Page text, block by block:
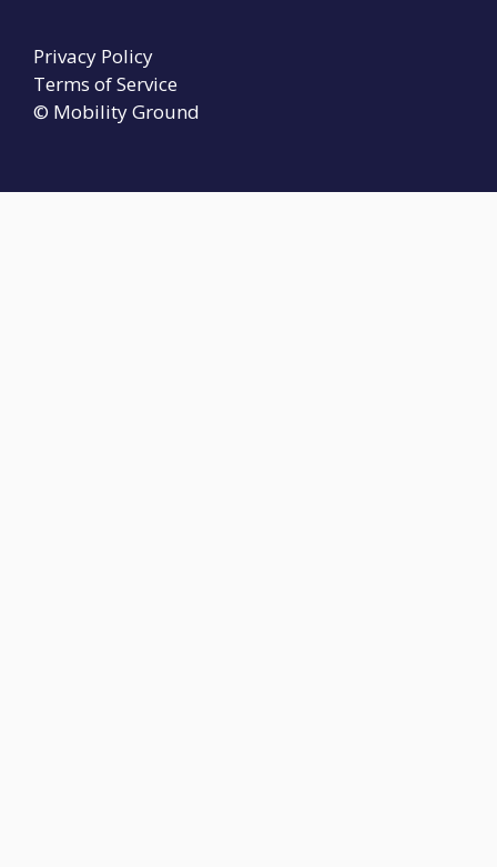
© Mobility Ground
Privacy Policy
Terms of Service